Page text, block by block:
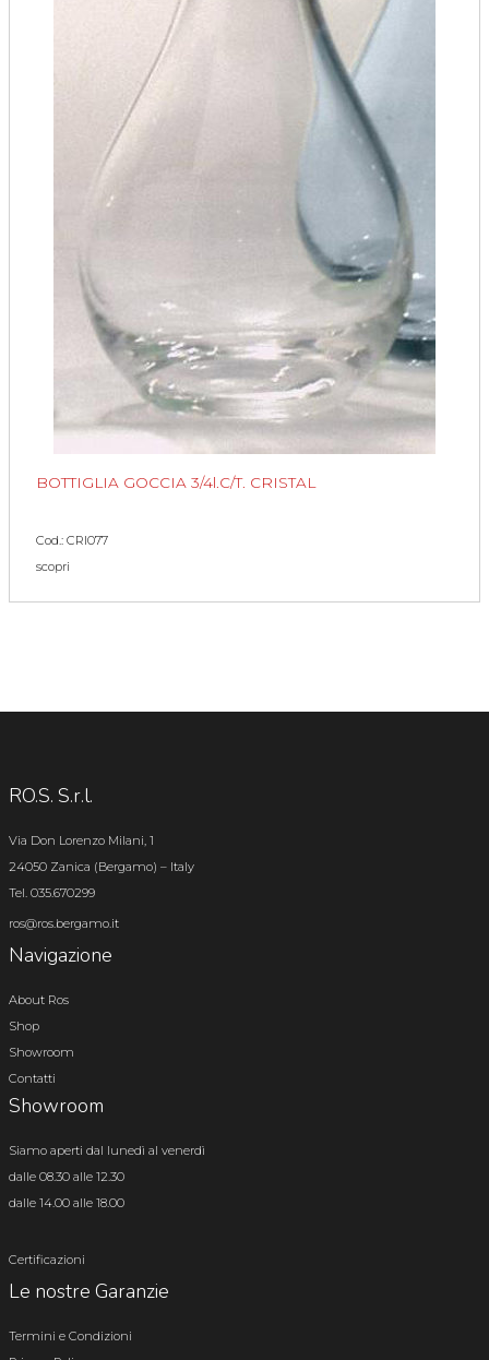
BOTTIGLIA GOCCIA 3/4l.C/T. CRISTAL
Cod.: CRI077
scopri
RO.S. S.r.l.
Via Don Lorenzo Milani, 1
24050 Zanica (Bergamo) – Italy
Tel. 035.670299
ros@ros.bergamo.it
Navigazione
About Ros
Shop
Showroom
Contatti
Showroom
Siamo aperti dal lunedì al venerdì
dalle 08.30 alle 12.30
dalle 14.00 alle 18.00
Certificazioni
Le nostre Garanzie
Termini e Condizioni